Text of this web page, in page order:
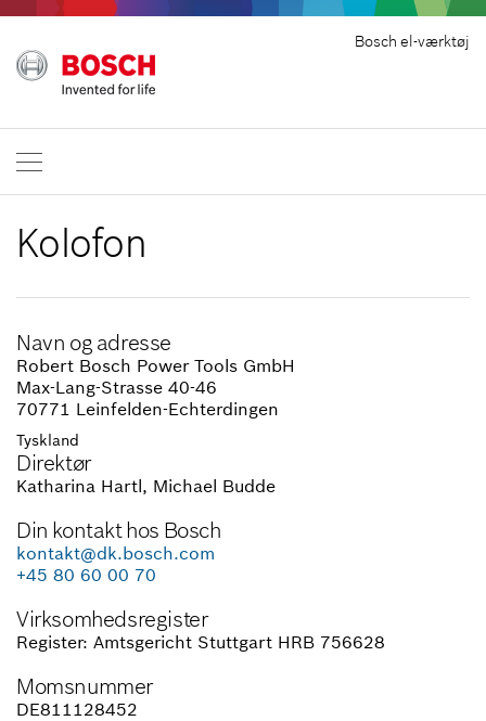
Bosch el-værktøj
Kolofon
Navn og adresse
Robert Bosch Power Tools GmbH
Max-Lang-Strasse 40-46
70771 Leinfelden-Echterdingen
Tyskland
Direktør
Katharina Hartl, Michael Budde
Din kontakt hos Bosch
kontakt@dk.bosch.com
+45 80 60 00 70
Virksomhedsregister
Register: Amtsgericht Stuttgart HRB 756628
Momsnummer
DE811128452